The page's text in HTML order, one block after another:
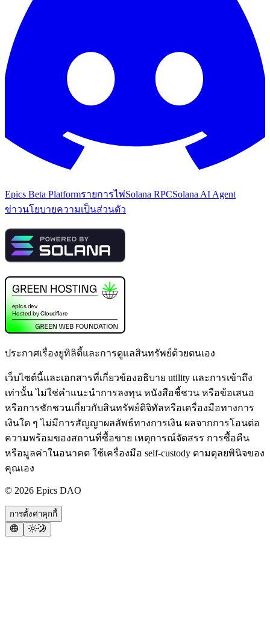
Epics Beta Platformรายการไพ่Solana RPCSolana AI Agent
ข่าวนโยบายความเป็นส่วนตัว
ประกาศเรื่องยูทิลิตี้และการดูแลสินทรัพย์ด้วยตนเอง
เว็บไซต์นี้และเอกสารที่เกี่ยวข้องอธิบาย utility และการเข้าถึง
เท่านั้น ไม่ใช่คำแนะนำการลงทุน หนังสือชี้ชวน หรือข้อเสนอ
หรือการชักชวนเกี่ยวกับสินทรัพย์ดิจิทัลหรือเครื่องมือทางการ
เงินใด ๆ ไม่มีการสัญญาผลลัพธ์ทางการเงิน ผลจากการโอนต่อ
ความพร้อมของสถานที่ซื้อขาย เหตุการณ์จัดสรร การซื้อคืน
หรือมูลค่าในอนาคต ใช้เครื่องมือ self-custody ตามดุลยพินิจของ
คุณเอง
© 2026 Epics DAO
การตั้งค่าคุกกี้